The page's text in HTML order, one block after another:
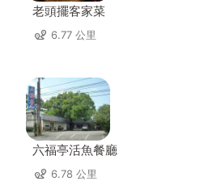
老頭擺客家菜
6.77 公里
六福亭活魚餐廳
6.78 公里